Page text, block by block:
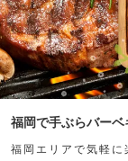
福岡で手ぶらバー
福岡エリアで気軽